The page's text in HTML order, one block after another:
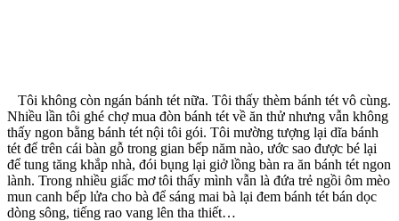
Tôi không còn ngán bánh tét nữa. Tôi thấy thèm bánh tét vô cùng.
Nhiều lần tôi ghé chợ mua đòn bánh tét về ăn thử nhưng vẫn không
thấy ngon bằng bánh tét nội tôi gói. Tôi mường tượng lại dĩa bánh
tét để trên cái bàn gỗ trong gian bếp năm nào, ước sao được bé lại
để tung tăng khắp nhà, đói bụng lại giở lồng bàn ra ăn bánh tét ngon
lành. Trong nhiều giấc mơ tôi thấy mình vẫn là đứa trẻ ngồi ôm mèo
mun canh bếp lửa cho bà để sáng mai bà lại đem bánh tét bán dọc
dòng sông, tiếng rao vang lên tha thiết…